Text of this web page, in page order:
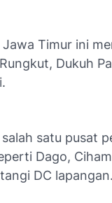
Timur ini
Dukuh
satu pusat
Dago,
DC lapangan.